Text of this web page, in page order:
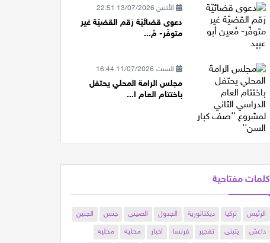
الأثنين 13/07/2026 22:51
دعوى قضائيّة رَقم القضيّة غير
متوفّر- مُ...
السبت 11/07/2026 16:44
مجلس الرامة المحلي يحتفل
باختتام العام ا...
كلمات مفتاحية
الرئيس تركيا ديكتاتورية الجدول الصيني جنس
الجنين
داعش
يتبنى تفجير فرنسا اخبار محلية
محليه